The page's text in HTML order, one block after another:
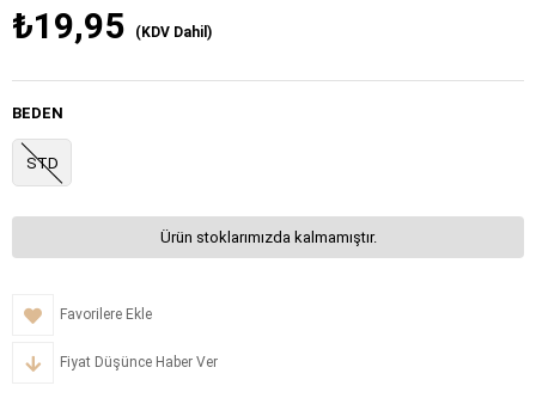
₺19,95 (KDV Dahil)
BEDEN
STD
Ürün stoklarımızda kalmamıştır.
Favorilere Ekle
Fiyat Düşünce Haber Ver